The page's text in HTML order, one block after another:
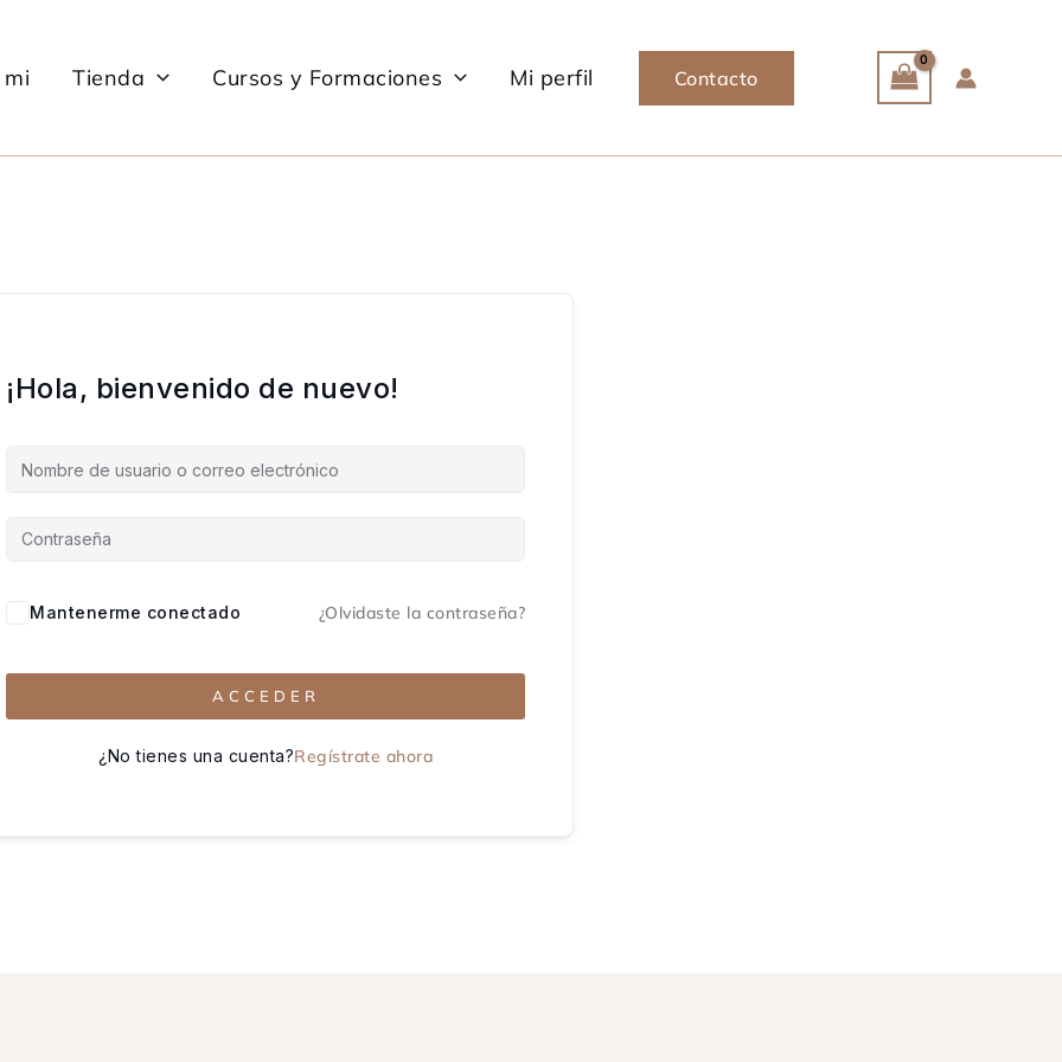
Tienda Cursos y Formaciones Mi perfil Contacto
¡Hola, bienvenido de nuevo!
Mantenerme conectado ¿Olvidaste la contraseña?
ACCEDER
¿No tienes una cuenta?Regístrate ahora